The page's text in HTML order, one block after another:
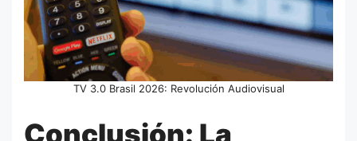
TV 3.0 Brasil 2026: Revolución Audiovisual
Conclusión: La